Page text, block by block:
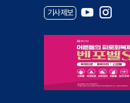
기사제보